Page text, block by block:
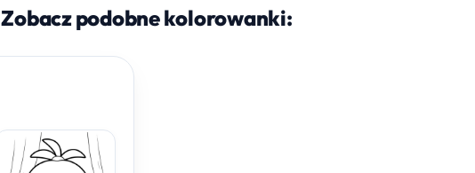
Zobacz podobne kolorowanki: